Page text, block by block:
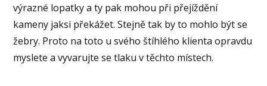
výrazné lopatky a ty pak mohou při přejíždění
kameny jaksi překážet. Stejně tak by to mohlo být se
žebry. Proto na toto u svého štíhlého klienta opravdu
myslete a vyvarujte se tlaku v těchto místech.